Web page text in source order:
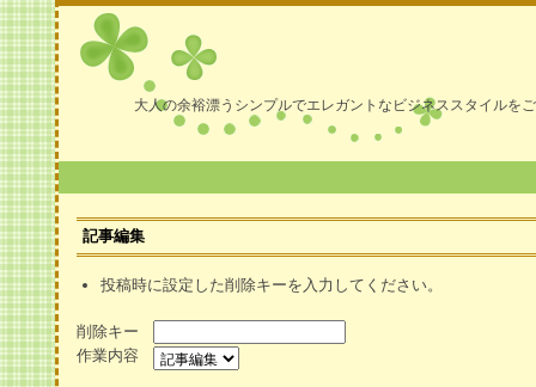
大人の余裕漂うシンプルでエレガントなビジネススタイルを
記事編集
投稿時に設定した削除キーを入力してください。
削除キー
作業内容